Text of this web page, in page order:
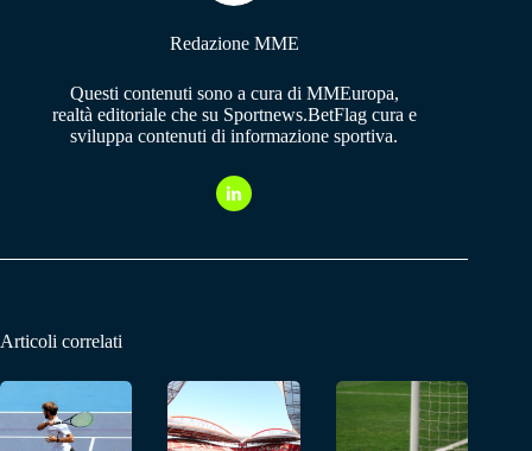
Redazione MME
Questi contenuti sono a cura di MMEuropa,
realtà editoriale che su Sportnews.BetFlag cura e
sviluppa contenuti di informazione sportiva.
Articoli correlati